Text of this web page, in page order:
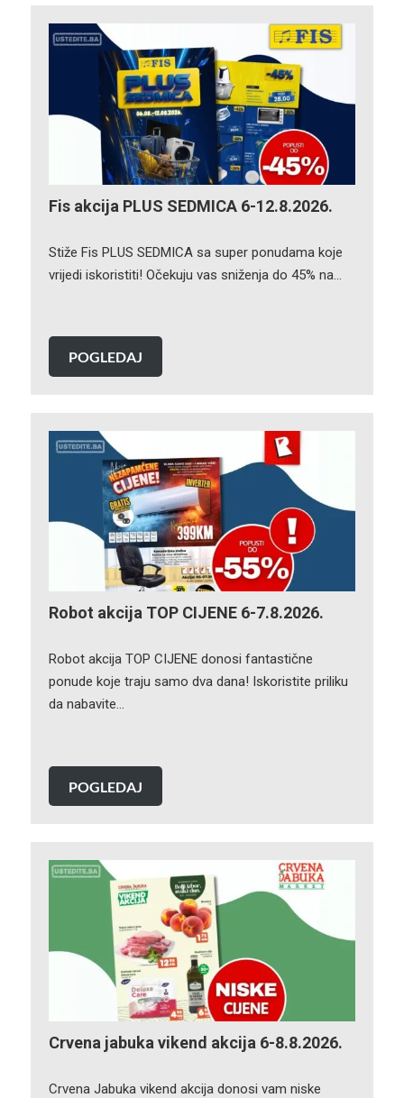
Fis akcija PLUS SEDMICA 6-12.8.2026.
Stiže Fis PLUS SEDMICA sa super ponudama koje
vrijedi iskoristiti! Očekuju vas sniženja do 45% na…
POGLEDAJ
Robot akcija TOP CIJENE 6-7.8.2026.
Robot akcija TOP CIJENE donosi fantastične
ponude koje traju samo dva dana! Iskoristite priliku
da nabavite…
POGLEDAJ
Crvena jabuka vikend akcija 6-8.8.2026.
Crvena Jabuka vikend akcija donosi vam niske